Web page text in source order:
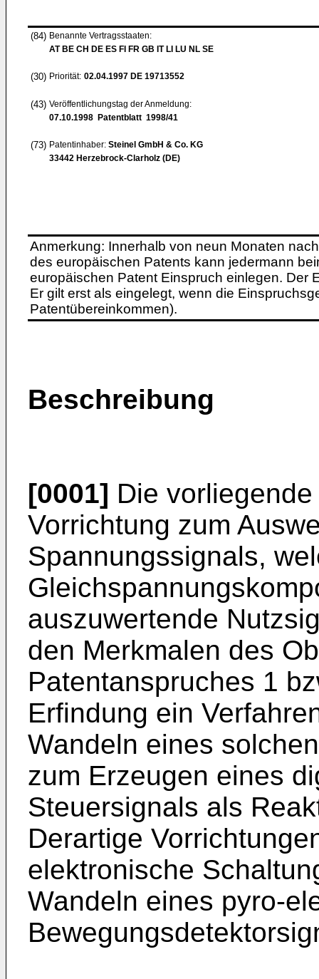
(84) Benannte Vertragsstaaten:
AT BE CH DE ES FI FR GB IT LI LU NL SE
(30) Priorität: 02.04.1997 DE 19713552
(43) Veröffentlichungstag der Anmeldung:
07.10.1998 Patentblatt 1998/41
(73) Patentinhaber: Steinel GmbH & Co. KG
33442 Herzebrock-Clarholz (DE)
Anmerkung: Innerhalb von neun Monaten
des europäischen Patents kann jedermann
europäischen Patent Einspruch einlegen. Der
Er gilt erst als eingelegt, wenn die
Patentübereinkommen).
Beschreibung
[0001] Die
Vorrichtung zum
Spannungssignals,
auszuwertende
den Merkmalen des
Patentanspruches 1
Erfindung ein
Wandeln eines
zum Erzeugen eines
Steuersignals als
Derartige
elektronische
Wandeln eines pyro-